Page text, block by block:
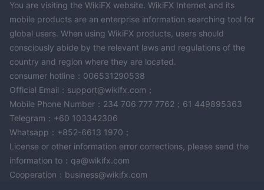
You are visiting the WikiFX website. WikiFX Internet and its
mobile products are an enterprise information searching tool for
global users. When using WikiFX products, users should
consciously abide by the relevant laws and regulations of the
country and region where they are located.
consumer hotline：006531290538
Official Email：support@wikifx.com；
Mobile Phone Number：234 706 777 7762；61 449895363
Telegram：+60 103342306
Whatsapp：+852-6613 1970；
License or other information error corrections, please send the
information to：qa@wikifx.com
Cooperation：business@wikifx.com